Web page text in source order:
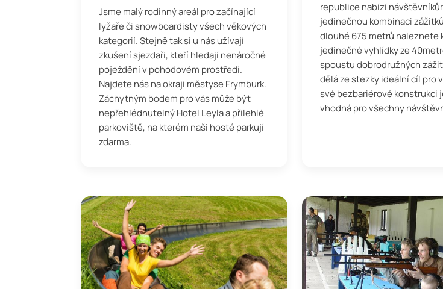
Jsme malý rodinný areál pro začínající
lyžaře či snowboardisty všech věkových
kategorií. Stejně tak si u nás užívají
zkušení sjezdaři, kteří hledají nenáročné
poježdění v pohodovém prostředí.
Najdete nás na okraji městyse Frymburk.
Záchytným bodem pro vás může být
nepřehlédnutelný Hotel Leyla a přilehlé
parkoviště, na kterém naši hosté parkují
zdarma.
republice nabízí
jedinečnou kombinaci
dlouhé 675 metrů naleznete
jedinečné vyhlídky ze
spoustu dobrodružných
dělá ze stezky ideální cíl pro
své bezbariérové konstrukci
vhodná pro všechny